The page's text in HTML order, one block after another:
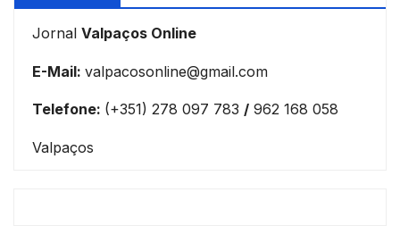
Jornal Valpaços Online
E-Mail: valpacosonline@gmail.com
Telefone: (+351) 278 097 783 / 962 168 058
Valpaços